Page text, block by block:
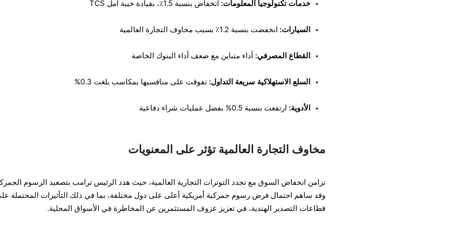
خدمات تكنولوجيا المعلومات: انخفاض بنسبة 1.5٪، بقيادة خيبة أمل TCS
السيارات: انخفضت بنسبة 1.2٪ بسبب مخاوف التجارة العالمية
القطاع المصرفي: أداء متباين مع ضعف أداء البنوك الخاصة
السلع الاستهلاكية سريعة التداول: تفوقت على منافسيها بمكاسب بلغت 0.3%
الأدوية: ارتفعت بنسبة 0.5% بفضل عمليات شراء دفاعية
مخاوف التجارة العالمية تؤثر على المعنويات
تزامن انخفاض السوق مع تجدد التوترات التجارية العالمية، حيث هدد الرئيس ترامب بتصعيد الرسوم
وقد ساهم احتمال فرض رسوم جمركية أمريكية أعلى على دول مختلفة، بما في ذلك التأثيرات المحتملة
قطاعات التصدير الهندية، في تعزيز عزوف المستثمرين عن المخاطرة في الأسواق المحلية.